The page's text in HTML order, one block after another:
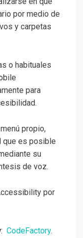
por medio de
y carpetas
o habituales
para
propio,
que es posible
su
de voz.
por
: CodeFactory.